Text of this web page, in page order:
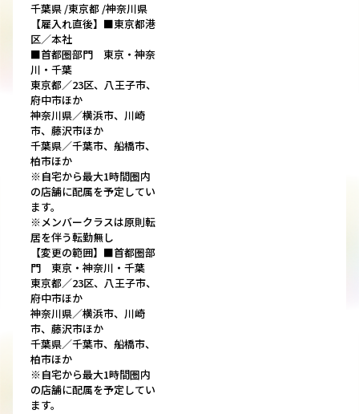
千葉県 /東京都 /神奈川県
【雇入れ直後】■東京都港
区／本社
■首都圏部門 東京・神奈
川・千葉
東京都／23区、八王子市、
府中市ほか
神奈川県／横浜市、川崎
市、藤沢市ほか
千葉県／千葉市、船橋市、
柏市ほか
※自宅から最大1時間圏内
の店舗に配属を予定してい
ます。
※メンバークラスは原則転
居を伴う転勤無し
【変更の範囲】■首都圏部
門 東京・神奈川・千葉
東京都／23区、八王子市、
府中市ほか
神奈川県／横浜市、川崎
市、藤沢市ほか
千葉県／千葉市、船橋市、
柏市ほか
※自宅から最大1時間圏内
の店舗に配属を予定してい
ます。